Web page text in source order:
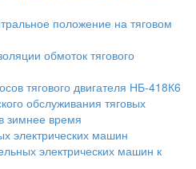
положение на тяговом
обмоток тягового
тягового двигателя НБ-418К6
обслуживания тяговых
зимнее время
электрических машин
электрических машин к